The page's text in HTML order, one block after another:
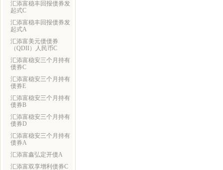
汇添富稳丰回报债券发
起式C
汇添富稳丰回报债券发
起式A
汇添富美元债债券
（QDII）人民币C
汇添富稳安三个月持有
债券C
汇添富稳安三个月持有
债券E
汇添富稳安三个月持有
债券B
汇添富稳安三个月持有
债券D
汇添富稳安三个月持有
债券A
汇添富鑫弘定开债A
汇添富双享增利债券C